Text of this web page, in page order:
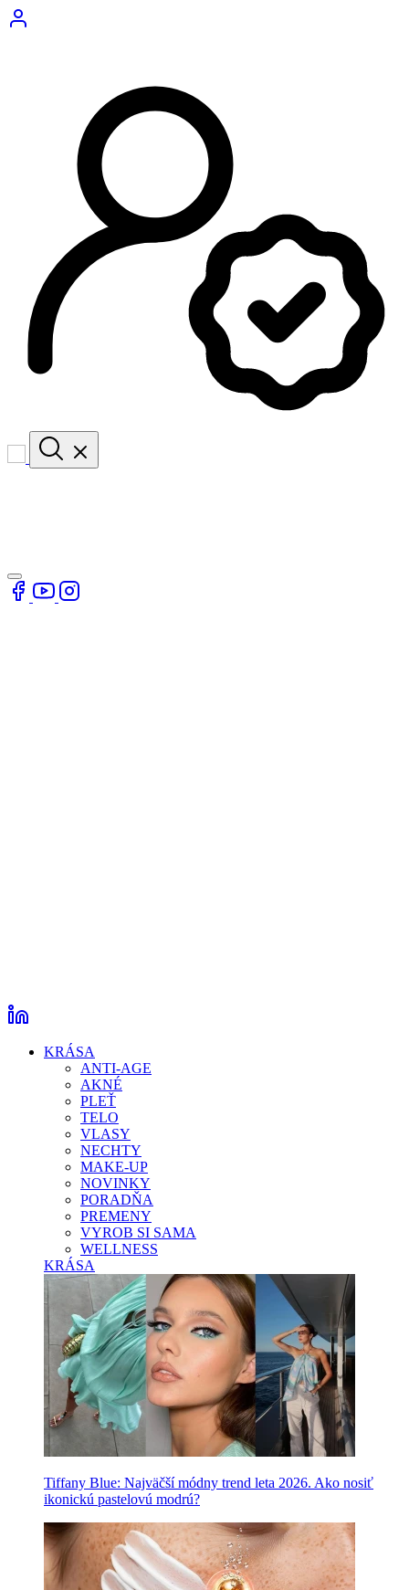
KRÁSA
ANTI-AGE
AKNÉ
PLEŤ
TELO
VLASY
NECHTY
MAKE-UP
NOVINKY
PORADŇA
PREMENY
VYROB SI SAMA
WELLNESS
KRÁSA
Tiffany Blue: Najväčší módny trend leta 2026. Ako nosiť
ikonickú pastelovú modrú?